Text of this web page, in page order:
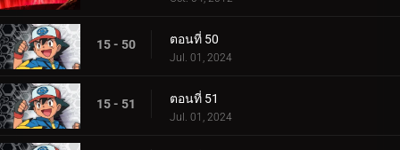
15 - 50 ตอนที่ 50
Jul. 01, 2024
15 - 51 ตอนที่ 51
Jul. 01, 2024